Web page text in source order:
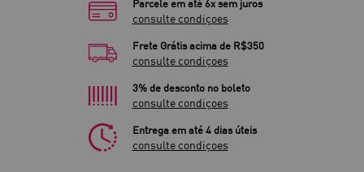
Parcele em até 6x sem juros
consulte condiçoes
Frete Grátis acima de R$350
consulte condiçoes
3% de desconto no boleto
consulte condiçoes
Entrega em até 4 dias úteis
consulte condiçoes